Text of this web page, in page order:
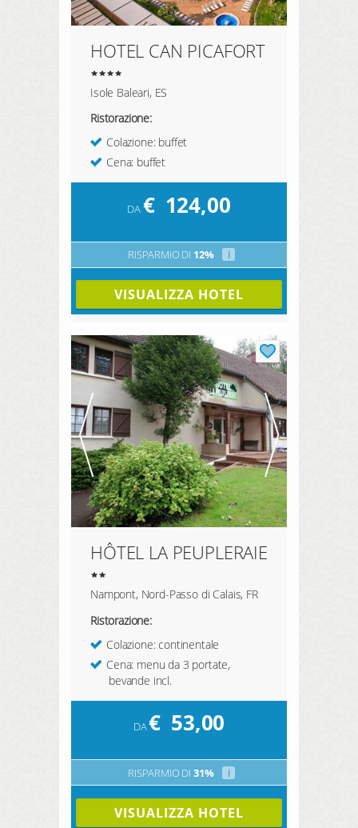
HOTEL CAN PICAFORT
Isole Baleari, ES
Ristorazione:
Colazione: buffet
Cena: buffet
DA€ 124,00
RISPARMIO DI 12% i
VISUALIZZA HOTEL
HÔTEL LA PEUPLERAIE
Nampont, Nord-Passo di Calais, FR
Ristorazione:
Colazione: continentale
Cena: menu da 3 portate,
bevande incl.
DA€ 53,00
RISPARMIO DI 31% i
VISUALIZZA HOTEL